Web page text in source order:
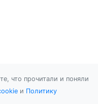
что прочитали и поняли
и Политику